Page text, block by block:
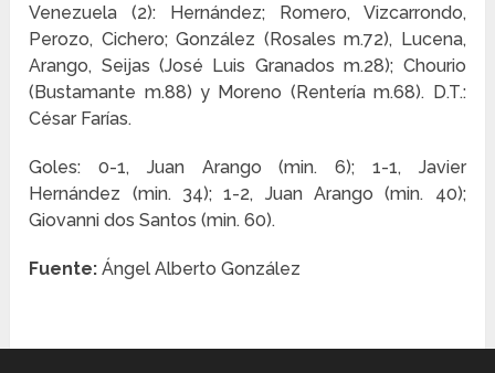
Venezuela (2): Hernández; Romero, Vizcarrondo,
Perozo, Cichero; González (Rosales m.72), Lucena,
Arango, Seijas (José Luis Granados m.28); Chourio
(Bustamante m.88) y Moreno (Rentería m.68). D.T.:
César Farías.
Goles: 0-1, Juan Arango (min. 6); 1-1, Javier
Hernández (min. 34); 1-2, Juan Arango (min. 40);
Giovanni dos Santos (min. 60).
Fuente:Ángel Alberto González